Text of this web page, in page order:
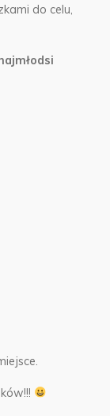
do celu,